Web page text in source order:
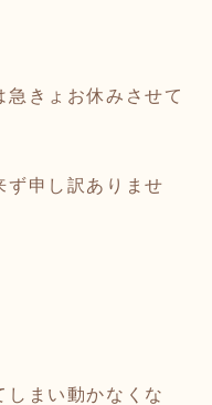
急きょお休みさせて
ず申し訳ありませ
しまい動かなくな